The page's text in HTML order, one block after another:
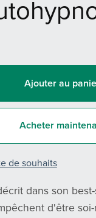
Ajouter au
Acheter
de souhaits
dans son
d'être